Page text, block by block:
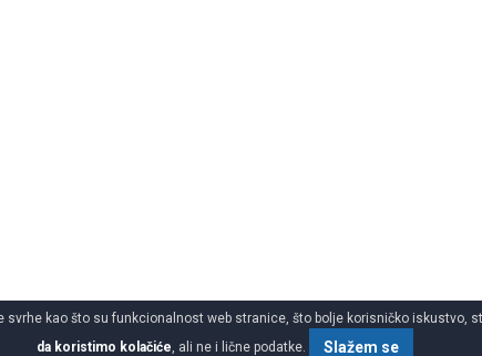
kao što su funkcionalnost web stranice, što bolje korisničko iskustvo,
da koristimo kolačiće , ali ne i lične podatke. Slažem se